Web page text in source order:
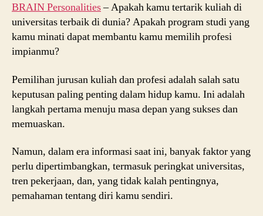
BRAIN Personalities– Apakah kamu tertarik kuliah di
universitas terbaik di dunia? Apakah program studi yang
kamu minati dapat membantu kamu memilih profesi
impianmu?
Pemilihan jurusan kuliah dan profesi adalah salah satu
keputusan paling penting dalam hidup kamu. Ini adalah
langkah pertama menuju masa depan yang sukses dan
memuaskan.
Namun, dalam era informasi saat ini, banyak faktor yang
perlu dipertimbangkan, termasuk peringkat universitas,
tren pekerjaan, dan, yang tidak kalah pentingnya,
pemahaman tentang diri kamu sendiri.